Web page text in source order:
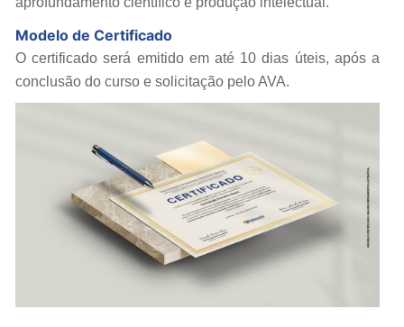
Modelo de Certificado
O certificado será emitido em até 10 dias úteis, após a
conclusão do curso e solicitação pelo AVA.